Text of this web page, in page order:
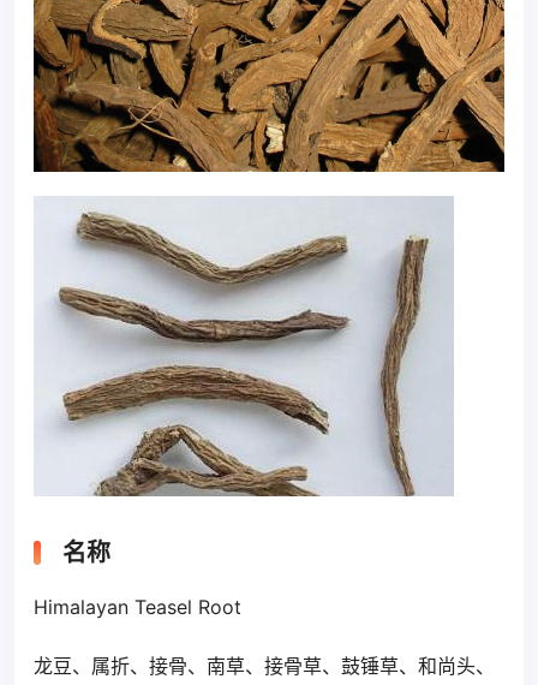
名称
Himalayan Teasel Root
龙豆、属折、接骨、南草、接骨草、鼓锤草、和尚头、